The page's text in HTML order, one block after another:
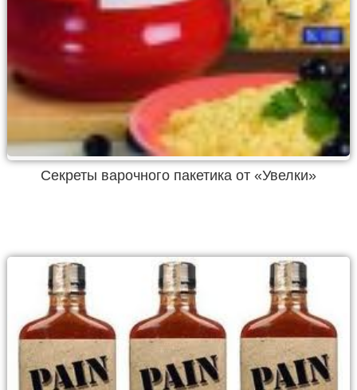
Секреты варочного пакетика от «Увелки»